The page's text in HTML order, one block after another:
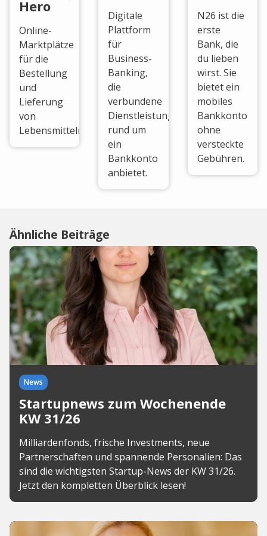
Hero
Online-
Marktplätze
für die
Bestellung
und
Lieferung
von
Lebensmitteln.
Digitale
Plattform
für
Business-
Banking,
die
verbundene
Dienstleistungen
rund um
ein
Bankkonto
anbietet.
N26 ist die
erste
Bank, die
du lieben
wirst. Sie
bietet ein
mobiles
Bankkonto
ohne
versteckte
Gebühren.
Ähnliche Beiträge
News
Startupnews zum Wochenende
KW 31/26
Milliardenfonds, frische Investments, neue
Partnerschaften und spannende Personalien: Das
sind die wichtigsten Startup-News der KW 31/26.
Jetzt den kompletten Überblick lesen!